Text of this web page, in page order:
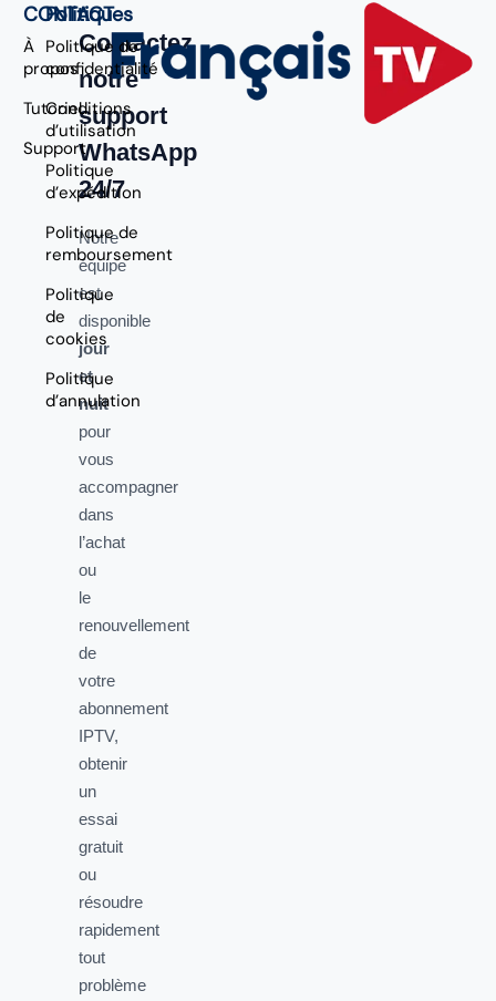
CONTACT
À
propos
Tutoriel
Support
Politiques
Politique de
confidentialité
Conditions
d’utilisation
Politique
d’expédition
Politique de
remboursement
Politique
de
cookies
Politique
d’annulation
Contactez
notre
support
WhatsApp
24/7
Notre
équipe
est
disponible
jour
et
nuit
pour
vous
accompagner
dans
l’achat
ou
le
renouvellement
de
votre
abonnement
IPTV,
obtenir
un
essai
gratuit
ou
résoudre
rapidement
tout
problème